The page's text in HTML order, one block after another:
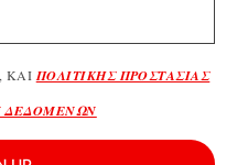
ΚΑΙ ΠΟΛΙΤΙΚΗΣ ΠΡΟΣΤΑΣΙΑΣ
ΔΕΔΟΜΕΝΩΝ